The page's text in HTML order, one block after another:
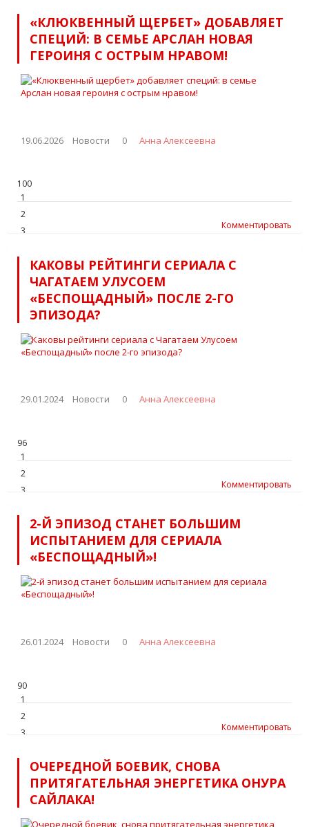
«КЛЮКВЕННЫЙ ЩЕРБЕТ» ДОБАВЛЯЕТ
СПЕЦИЙ: В СЕМЬЕ АРСЛАН НОВАЯ
ГЕРОИНЯ С ОСТРЫМ НРАВОМ!
19.06.2026 Новости 0 Анна Алексеевна
100
1
2
3
Комментировать
КАКОВЫ РЕЙТИНГИ СЕРИАЛА С
ЧАГАТАЕМ УЛУСОЕМ
«БЕСПОЩАДНЫЙ» ПОСЛЕ 2-ГО
ЭПИЗОДА?
29.01.2024 Новости 0 Анна Алексеевна
96
1
2
3
Комментировать
2-Й ЭПИЗОД СТАНЕТ БОЛЬШИМ
ИСПЫТАНИЕМ ДЛЯ СЕРИАЛА
«БЕСПОЩАДНЫЙ»!
26.01.2024 Новости 0 Анна Алексеевна
90
1
2
3
Комментировать
ОЧЕРЕДНОЙ БОЕВИК, СНОВА
ПРИТЯГАТЕЛЬНАЯ ЭНЕРГЕТИКА ОНУРА
САЙЛАКА!